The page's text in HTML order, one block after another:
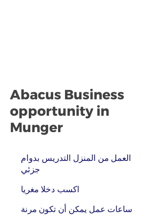
Abacus Business
opportunity in
Munger
العمل من المنزل التدريس بدوام
جزئي
اكسب دخلا مغريا
ساعات عمل يمكن أن تكون مرنة